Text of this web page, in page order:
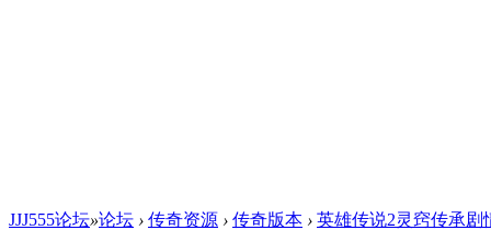
JJJ555论坛»论坛 › 传奇资源 › 传奇版本 › 英雄传说2灵窍传承